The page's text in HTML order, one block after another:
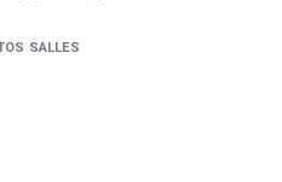
SALLES